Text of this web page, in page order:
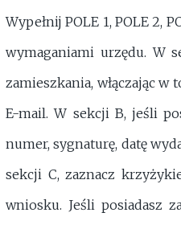
Wypełnij POLE 1, POLE 2,
wymaganiami urzędu. W
zamieszkania, włączając
E-mail. W sekcji B, jeśli
numer, sygnaturę, datę
sekcji C, zaznacz
wniosku. Jeśli posiadasz